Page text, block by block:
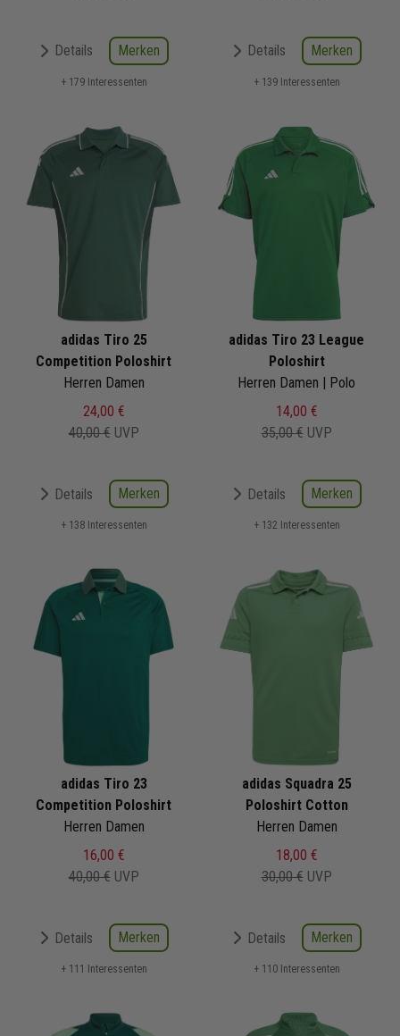
Details Merken
+ 179 Interessenten
Details Merken
+ 139 Interessenten
adidas Tiro 25
Competition Poloshirt
Herren Damen
24,00 €
40,00 € UVP
Details Merken
+ 138 Interessenten
adidas Tiro 23 League
Poloshirt
Herren Damen | Polo
14,00 €
35,00 € UVP
Details Merken
+ 132 Interessenten
adidas Tiro 23
Competition Poloshirt
Herren Damen
16,00 €
40,00 € UVP
Details Merken
+ 111 Interessenten
adidas Squadra 25
Poloshirt Cotton
Herren Damen
18,00 €
30,00 € UVP
Details Merken
+ 110 Interessenten